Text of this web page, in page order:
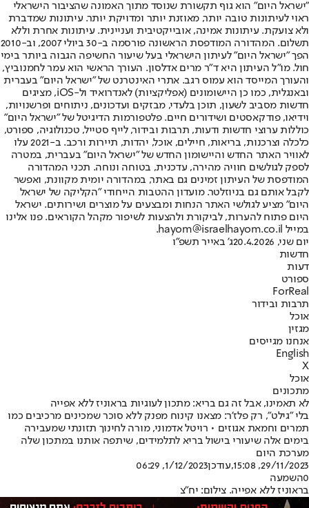
"ישראל היום" הוא גוף תקשורת שנוסד מתוך האמונה שהציבור הישראלי
ראוי לעיתונות טובה יותר, מאוזנת יותר ומדויקת יותר. עיתונות שמדברת
ולא צועקת. עיתונות אמינה, אובייקטיבית ועניינית. עיתונות אחרת וללא
תשלום. המהדורה המודפסת הראשונה פורסמה ב-30 ביולי 2007, וב-2010
הפך "ישראל היום" לעיתון הישראלי בעל שיעור החשיפה הגבוה ביותר בימי
חול. מו"ל העיתון היא ד"ר מרים אדלסון. העורך הראשי הוא עמר לחמנוביץ,
והעורך המייסד הוא עמוס רגב. אתרי האינטרנט של "ישראל היום" בעברית
ובאנגלית, כמו כן היישומונים (אפליקציות) לאנדרואיד ול-iOS, מציגים
חדשות מסביב לשעון, תוכן בלעדי, מבזקים ועדכונים, ניתוחים ופרשנויות,
וידיאו, פודקאסטים ושידורים חיים. פלטפורמות הדיגיטל של "ישראל היום"
כוללות ערוצי חדשות ודעות, תרבות ובידור, לייף סטייל, טכנולוגיה, ספורט,
כלכלה וצרכנות, בריאות, חיילים, אוכל, יהדות, תיירות ורכב. ב-2021 עלו
לאוויר האתר החדש והיישומון החדש של "ישראל היום" בעברית, במטרה
לספק לגולשים חוויה מהירה, עדכנית, בטוחה ונוחה. תכני המהדורה
המודפסת של העיתון זמינים גם באתר, במהדורה יומית מקוונת, ואפשר
לקבל אותם גם בניוזלטר. מועדון ההטבות הייחודי "הקליקה של ישראל
היום" מציע לגולשי האתר הנחות ומבצעים על מוצרים ושירותים. ישראל
היום פתוח להערות, לביקורת ולהצעות לשיפור מקהל הקוראים. פנו אלינו
במייל hayom@israelhayom.co.il.
יום שני, 20.4.2026
ג' באייר תשפ"ו
חדשות
דעות
ספורט
ForReal
תרבות ובידור
אוכל
מגזין
אנחנו מגייסים
English
X
אוכל
מתכונים
לא תאמינו, אבל זה גם בריא: מתכון לעוגיות בראוניז ללא אפייה
בלי "גילט", רק פלז'ר: מצאנו קינוח מפנק ללא סוכר שמכינים מרכיבים כמו
תמרים וחמאת אגוזים • רויטל אדמוני, מורה לחינוך תזונתי שמעבירה
בימים אלה שיעורי בישול בריא לתלמידים, שיתפה אותנו במתכון שלה
מערכת היום
29/11/2023, 15:08
,עודכן1/12/2023, 06:29
0השמעה
בראוניז ללא אפייה. צילום: יח"צ